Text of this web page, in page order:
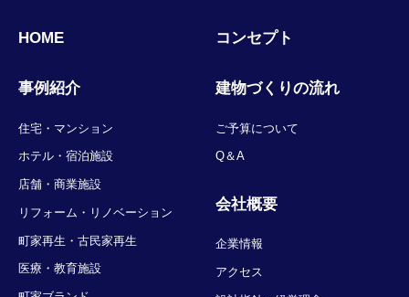
HOME
事例紹介
住宅・マンション
ホテル・宿泊施設
店舗・商業施設
リフォーム・リノベーション
町家再生・古民家再生
医療・教育施設
コンセプト
建物づくりの流れ
ご予算について
Q＆A
会社概要
企業情報
アクセス